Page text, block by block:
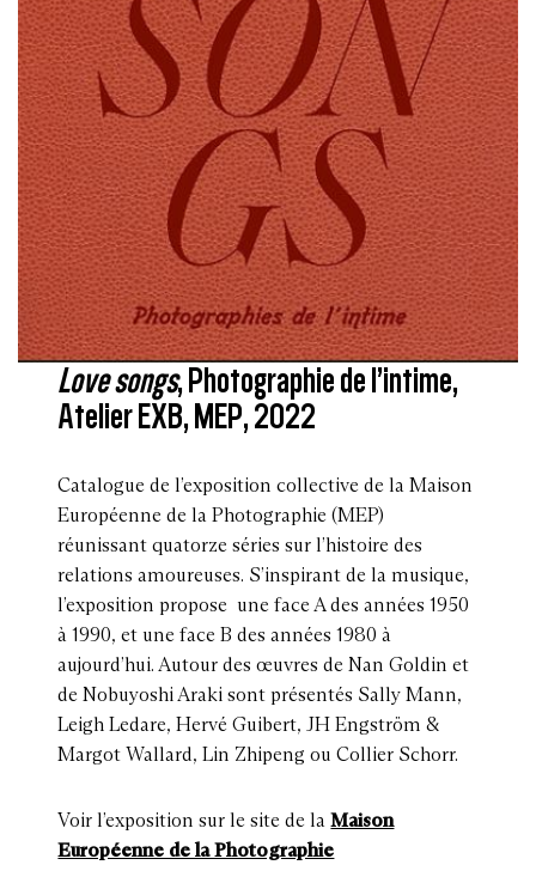
Love songs, Photographie de l’intime,
Atelier EXB, MEP, 2022
Catalogue de l’exposition collective de la Maison
Européenne de la Photographie (MEP)
réunissant quatorze séries sur l’histoire des
relations amoureuses. S’inspirant de la musique,
l’exposition propose une face A des années 1950
à 1990, et une face B des années 1980 à
aujourd’hui. Autour des œuvres de Nan Goldin et
de Nobuyoshi Araki sont présentés Sally Mann,
Leigh Ledare, Hervé Guibert, JH Engström &
Margot Wallard, Lin Zhipeng ou Collier Schorr.
Voir l’exposition sur le site de laMaison
Européenne de la Photographie